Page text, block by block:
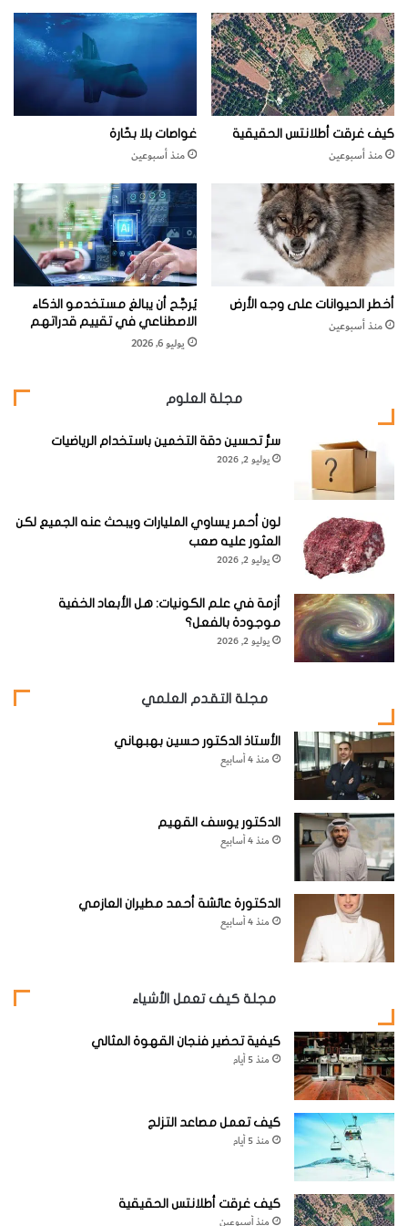
كيف غرقت أطلانتس الحقيقية
منذ أسبوعين
غواصات بلا بحّارة
منذ أسبوعين
أخطر الحيوانات على وجه الأرض
منذ أسبوعين
يُرجَّح أن يبالغ مستخدمو الذكاء
الاصطناعي في تقييم قدراتهم
يوليو 6, 2026
مجلة العلوم
سرُّ تحسين دقة التخمين باستخدام الرياضيات
يوليو 2, 2026
لون أحمر يساوي المليارات ويبحث عنه الجميع لكن
العثور عليه صعب
يوليو 2, 2026
أزمة في علم الكونيات: هل الأبعاد الخفية
موجودة بالفعل؟
يوليو 2, 2026
مجلة التقدم العلمي
الأستاذ الدكتور حسين بهبهاني
منذ 4 أسابيع
الدكتور يوسف القهيم
منذ 4 أسابيع
الدكتورة عائشة أحمد مطيران العازمي
منذ 4 أسابيع
مجلة كيف تعمل الأشياء
كيفية تحضير فنجان القهوة المثالي
منذ 5 أيام
كيف تعمل مصاعد التزلج
منذ 5 أيام
كيف غرقت أطلانتس الحقيقية
منذ أسبوعين